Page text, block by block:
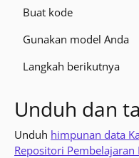
Buat kode
Gunakan model Anda
Langkah berikutnya
Unduh dan
Unduh himpunan data
Repositori Pembelajaran